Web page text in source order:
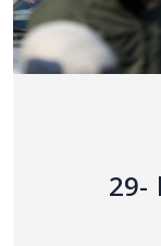
حقوق الإنسان في سوريا -29